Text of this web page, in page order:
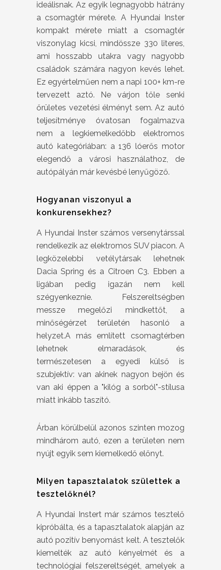
ideálisnak. Az egyik legnagyobb hátrány
a csomagtér mérete. A Hyundai Inster
kompakt mérete miatt a csomagtér
viszonylag kicsi, mindössze 330 literes,
ami hosszabb utakra vagy nagyobb
családok számára nagyon kevés lehet.
Ez egyértelműen nem a napi 100+ km-re
tervezett aztó. Ne várjon tőle senki
őrületes vezetési élményt sem. Az autó
teljesítménye óvatosan fogalmazva
nem a legkiemelkedőbb elektromos
autó kategóriában: a 136 lóerős motor
elegendő a városi használathoz, de
autópályán már kevésbé lenyűgöző.
Hogyanan viszonyul a
konkurensekhez?
A Hyundai Inster számos versenytárssal
rendelkezik az elektromos SUV piacon. A
legközelebbi vetélytársak lehetnek
Dacia Spring és a Citroen C3. Ebben a
ligában pedig igazán nem kell
szégyenkeznie. Felszereltségben
messze megelőzi mindkettőt, a
minőségérzet területén hasonló a
helyzet.A más említett csomagtérben
lehetnek elmaradások, és
természetesen a egyedi külső is
szubjektív: van akinek nagyon bejön és
van aki éppen a "kilóg a sorból"-stílusa
miatt inkább taszító.
Árban körülbelül azonos szinten mozog
mindhárom autó, ezen a területen nem
nyújt egyik sem kiemelkedő előnyt.
Milyen tapasztalatok születtek a
tesztelőknél?
A Hyundai Instert már számos tesztelő
kipróbálta, és a tapasztalatok alapján az
autó pozitív benyomást kelt. A tesztelők
kiemelték az autó kényelmét és a
technológiai felszereltségét, amelyek a